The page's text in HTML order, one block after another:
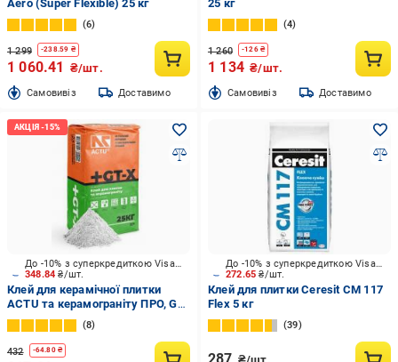
Aero (Super Flexible) 25 кг
6
1 299 -238.59 ₴
1 060.41 ₴/шт.
Cамовивіз Доставимо
25 кг
4
1 260 -126₴
1 134 ₴/шт.
Cамовивіз Доставимо
348.84₴/шт.
До -10% з суперкредиткою Visa Вигода
Клей для керамічної плитки
ACTU та керамограніту ПРО, GT-
X, 25 кг
8
432 -64.80₴
272.65₴/шт.
До -10% з суперкредиткою Visa Вигода
Клей для плитки Ceresit CM 117
Flex 5 кг
39